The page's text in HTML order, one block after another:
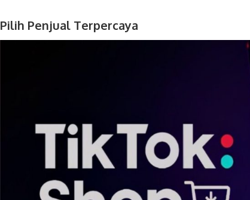
Pilih Penjual Terpercaya